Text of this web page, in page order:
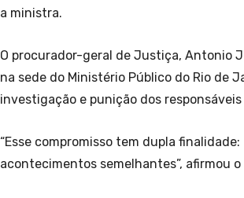
a ministra.
O procurador-geral de Justiça, Antonio
na sede do Ministério Público do Rio de
investigação e punição dos
“Esse compromisso tem dupla
acontecimentos semelhantes”, afirmou o